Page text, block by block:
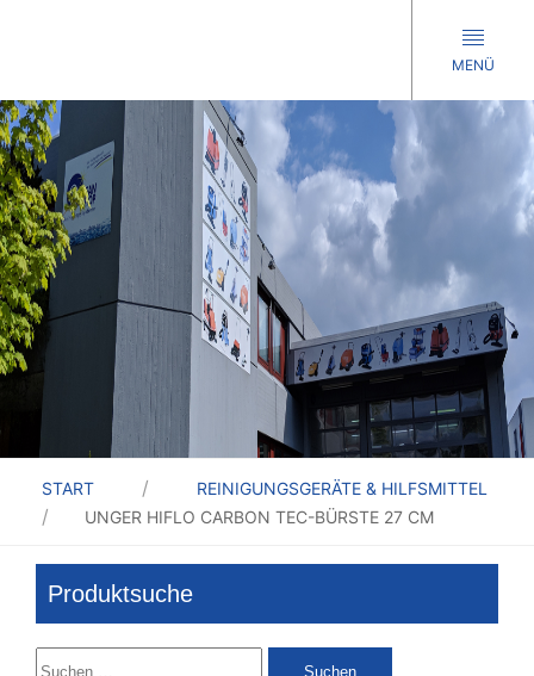
MENÜ
START
REINIGUNGSGERÄTE & HILFSMITTEL
UNGER HIFLO CARBON TEC-BÜRSTE 27 CM
Produktsuche
Suchen